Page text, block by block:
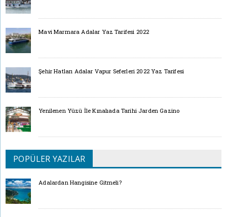
Mavi Marmara Adalar Yaz Tarifesi 2022
Şehir Hatları Adalar Vapur Seferleri 2022 Yaz Tarifesi
Yenilenen Yüzü İle Kınalıada Tarihi Jarden Gazino
POPÜLER YAZILAR
Adalardan Hangisine Gitmeli?